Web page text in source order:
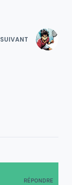
SUIVANT
RÉPONDRE